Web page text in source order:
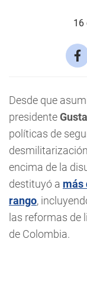
16
Desde que
presidente
políticas de
encima de la
destituyó a más
rango,
las reformas de
de Colombia.